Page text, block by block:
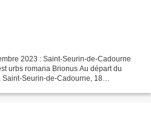
2023 : Saint-Seurin-de-Cadourne
urbs romana Brionus Au départ du
Seurin-de-Cadourne, 18